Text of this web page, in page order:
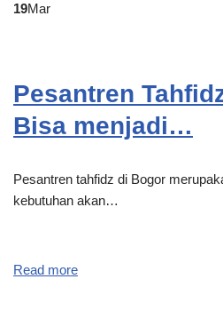
19Mar
Pesantren
Bisa menjadi…
Pesantren tahfidz di Bogor
kebutuhan akan…
Read more